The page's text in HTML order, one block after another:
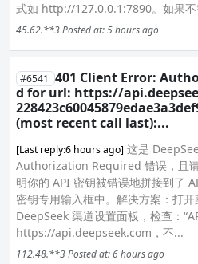
式如 http://127.0.0.1:7890。如果
45.62.**3Posted at: 5 hours ago
#6541 401 Client Error:
d for url: https://
(most recent call last):...
[Last reply:6 hours ago] 这是
Authorization Required 错误，且
明你的 API 密钥被错误地拼接到了
密钥专用输入框中。解决方案：打
DeepSeek 渠道设置面板，检查：
https://api.deepseek.com，不...
112.48.**3Posted at: 6 hours ago